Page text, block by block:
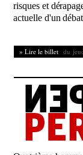
risques et
actuelle d'un
» Lire le billet du